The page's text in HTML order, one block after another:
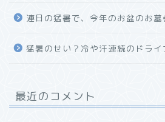
連日の猛暑で、今年のお盆のお墓
猛暑のせい？冷や汗連続のドラ
最近のコメント